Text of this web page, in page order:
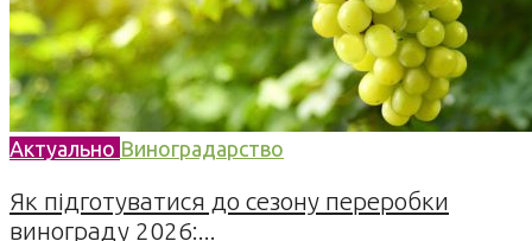
Актуально Виноградарство
Як підготуватися до сезону переробки
винограду 2026:...